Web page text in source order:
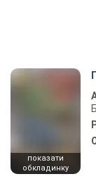
показати
обкладинку